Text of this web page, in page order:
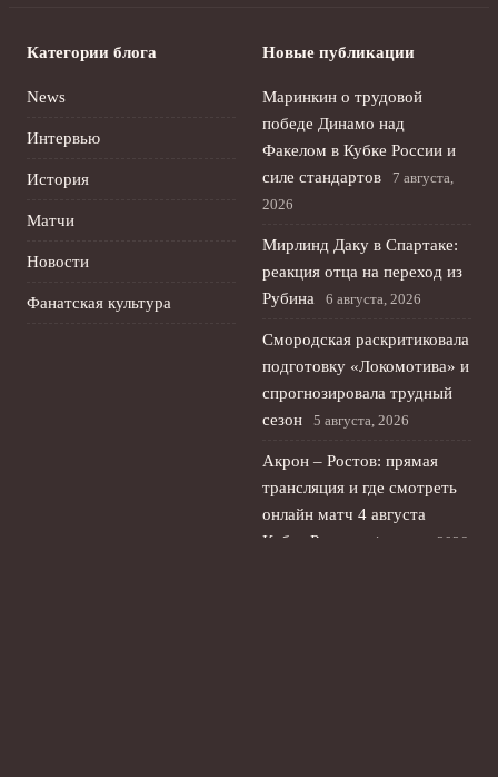
Категории блога
News
Интервью
История
Матчи
Новости
Фанатская культура
Новые публикации
Маринкин о трудовой
победе Динамо над
Факелом в Кубке России и
силе стандартов
7 августа,
2026
Мирлинд Даку в Спартаке:
реакция отца на переход из
Рубина
6 августа, 2026
Смородская раскритиковала
подготовку «Локомотива» и
спрогнозировала трудный
сезон
5 августа, 2026
Акрон – Ростов: прямая
трансляция и где смотреть
онлайн матч 4 августа
Кубка России
4 августа, 2026